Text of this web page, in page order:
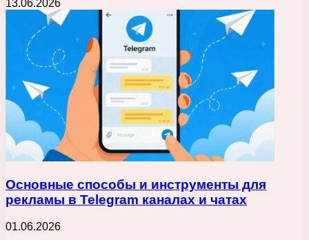
13.06.2026
Основные способы и инструменты для
рекламы в Telegram каналах и чатах
01.06.2026